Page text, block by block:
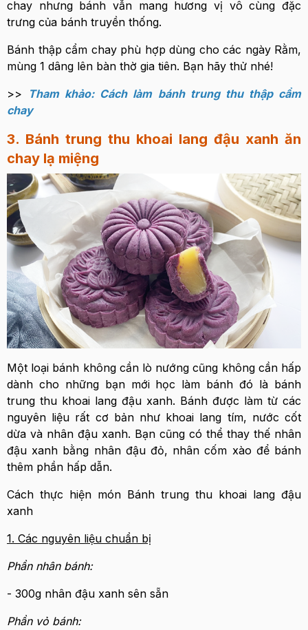
chay nhưng bánh vẫn mang hương vị vô cùng đặc
trưng của bánh truyền thống.
Bánh thập cẩm chay phù hợp dùng cho các ngày Rằm,
mùng 1 dâng lên bàn thờ gia tiên. Bạn hãy thử nhé!
>>
Tham khảo: Cách làm bánh trung thu thập cẩm
chay
3. Bánh trung thu khoai lang đậu xanh ăn
chay lạ miệng
Một loại bánh không cần lò nướng cũng không cần hấp
dành cho những bạn mới học làm bánh đó là bánh
trung thu khoai lang đậu xanh. Bánh được làm từ các
nguyên liệu rất cơ bản như khoai lang tím, nước cốt
dừa và nhân đậu xanh. Bạn cũng có thể thay thế nhân
đậu xanh bằng nhân đậu đỏ, nhân cốm xào để bánh
thêm phần hấp dẫn.
Cách thực hiện món Bánh trung thu khoai lang đậu
xanh
1. Các nguyên liệu chuẩn bị
Phần nhân bánh:
- 300g nhân đậu xanh sên sẵn
Phần vỏ bánh: